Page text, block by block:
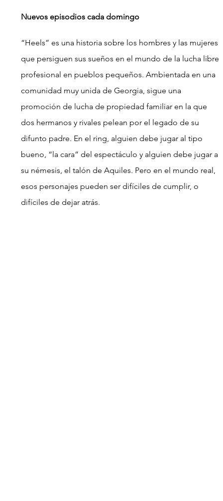
Nuevos episodios cada domingo
“Heels” es una historia sobre los hombres y las mujeres
que persiguen sus sueños en el mundo de la lucha libre
profesional en pueblos pequeños. Ambientada en una
comunidad muy unida de Georgia, sigue una
promoción de lucha de propiedad familiar en la que
dos hermanos y rivales pelean por el legado de su
difunto padre. En el ring, alguien debe jugar al tipo
bueno, “la cara” del espectáculo y alguien debe jugar a
su némesis, el talón de Aquiles. Pero en el mundo real,
esos personajes pueden ser difíciles de cumplir, o
difíciles de dejar atrás.